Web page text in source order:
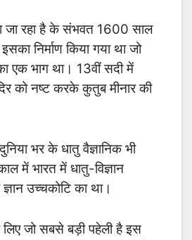
जा रहा है के संभवत 1600 साल
निर्माण किया गया था जो
एक भाग था। 13वीं सदी में
को नष्ट करके कुतुब मीनार की
भर के धातु वैज्ञानिक भी
में भारत में धातु-विज्ञान
उच्चकोटि का था।
लिए जो सबसे बड़ी पहेली है इस